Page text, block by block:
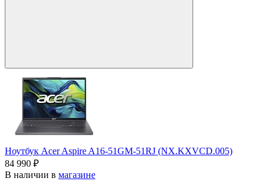
Ноутбук Acer Aspire A16-51GM-51RJ (NX.KXVCD.005)
84 990 ₽
В наличии в магазине